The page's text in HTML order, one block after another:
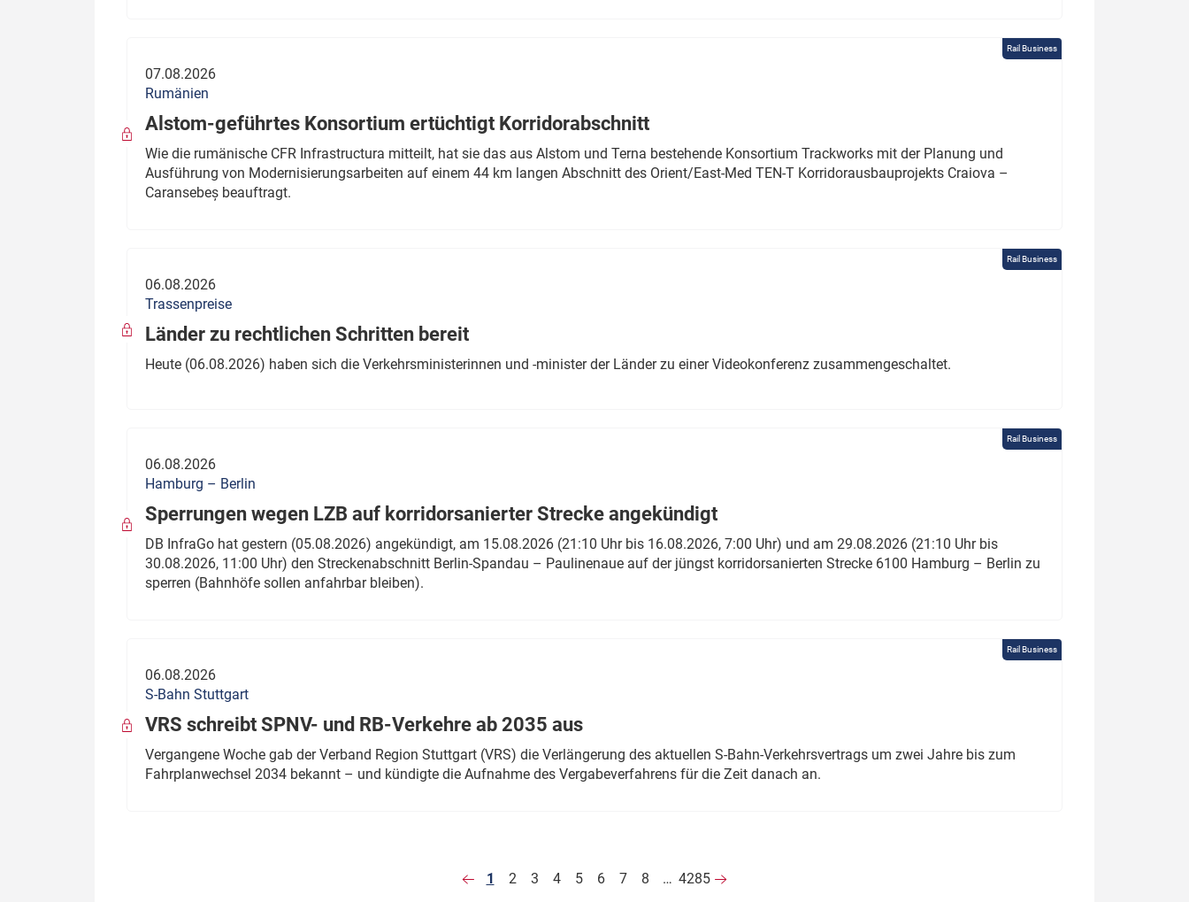
Rail Business
07.08.2026
Rumänien
Alstom-geführtes Konsortium ertüchtigt Korridorabschnitt
Wie die rumänische CFR Infrastructura mitteilt, hat sie das aus Alstom und Terna bestehende Konsortium Trackworks mit der Planung und
Ausführung von Modernisierungsarbeiten auf einem 44 km langen Abschnitt des Orient/East-Med TEN-T Korridorausbauprojekts Craiova –
Caransebeș beauftragt.
Rail Business
06.08.2026
Trassenpreise
Länder zu rechtlichen Schritten bereit
Heute (06.08.2026) haben sich die Verkehrsministerinnen und -minister der Länder zu einer Videokonferenz zusammengeschaltet.
Rail Business
06.08.2026
Hamburg – Berlin
Sperrungen wegen LZB auf korridorsanierter Strecke angekündigt
DB InfraGo hat gestern (05.08.2026) angekündigt, am 15.08.2026 (21:10 Uhr bis 16.08.2026, 7:00 Uhr) und am 29.08.2026 (21:10 Uhr bis
30.08.2026, 11:00 Uhr) den Streckenabschnitt Berlin-Spandau – Paulinenaue auf der jüngst korridorsanierten Strecke 6100 Hamburg – Berlin zu
sperren (Bahnhöfe sollen anfahrbar bleiben).
Rail Business
06.08.2026
S-Bahn Stuttgart
VRS schreibt SPNV- und RB-Verkehre ab 2035 aus
Vergangene Woche gab der Verband Region Stuttgart (VRS) die Verlängerung des aktuellen S-Bahn-Verkehrsvertrags um zwei Jahre bis zum
Fahrplanwechsel 2034 bekannt – und kündigte die Aufnahme des Vergabeverfahrens für die Zeit danach an.
1 2 3 4 5 6 7 8 … 4285